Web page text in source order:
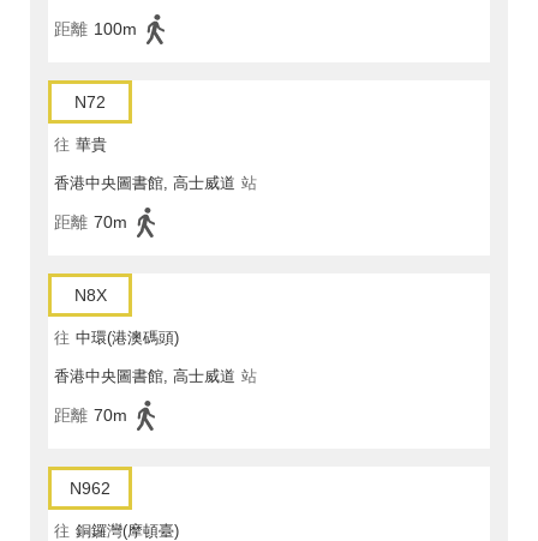
距離 100m
N72
往 華貴
香港中央圖書館, 高士威道 站
距離 70m
N8X
往 中環(港澳碼頭)
香港中央圖書館, 高士威道 站
距離 70m
N962
往 銅鑼灣(摩頓臺)